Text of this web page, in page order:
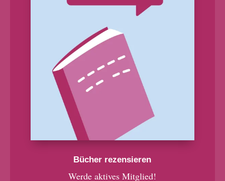
Bücher rezensieren
Werde aktives Mitglied!